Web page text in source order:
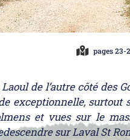
pages 23-
de l’autre côté des
exceptionnelle,
et vues sur le
sur Laval St